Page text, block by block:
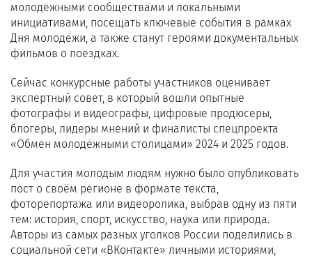
молодёжными сообществами и локальными
инициативами, посещать ключевые события в рамках
Дня молодёжи, а также станут героями документальных
фильмов о поездках.
Сейчас конкурсные работы участников оценивает
экспертный совет, в который вошли опытные
фотографы и видеографы, цифровые продюсеры,
блогеры, лидеры мнений и финалисты спецпроекта
«Обмен молодёжными столицами» 2024 и 2025 годов.
Для участия молодым людям нужно было опубликовать
пост о своём регионе в формате текста,
фоторепортажа или видеоролика, выбрав одну из пяти
тем: история, спорт, искусство, наука или природа.
Авторы из самых разных уголков России поделились в
социальной сети «ВКонтакте» личными историями,